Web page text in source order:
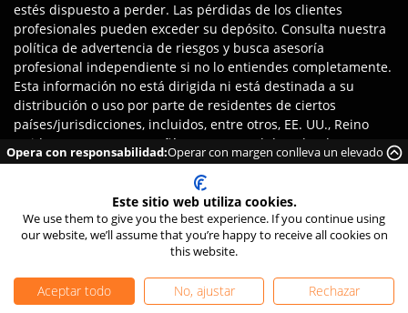
estés dispuesto a perder. Las pérdidas de los clientes
profesionales pueden exceder su depósito. Consulta nuestra
política de advertencia de riesgos y busca asesoría
profesional independiente si no lo entiendes completamente.
Esta información no está dirigida ni está destinada a su
distribución o uso por parte de residentes de ciertos
países/jurisdicciones, incluidos, entre otros, EE. UU., Reino
Unido y OFAC. La Compañía se reserva el derecho de
modificar la lista de países mencionada a su entera
TIOmarkets es propiedad de T.I.O. Group Holdings Ltd, con
domicilio social en Kolonakiou 57, Linopetra, Limassol 4103,
Chipre, y número de registro de empresa HE379701. La marca
TIO Markets Ltd. Una Compañía Registrada En Saint Vincent Y
24/7 Live Chat
Opera con responsabilidad:Operar con margen conlleva un elevado
riesgo de perder dinero rápidamente debido al apalancamiento.
Este sitio web utiliza cookies.
We use them to give you the best experience. If you continue using
our website, we’ll assume that you’re happy to receive all cookies on
this website.
Aceptar todo No, ajustar Rechazar